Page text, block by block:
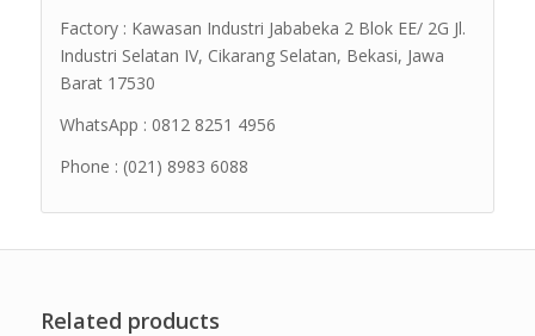
Factory : Kawasan Industri Jababeka 2 Blok EE/ 2G Jl.
Industri Selatan IV, Cikarang Selatan, Bekasi, Jawa
Barat 17530
WhatsApp : 0812 8251 4956
Phone : (021) 8983 6088
Related products